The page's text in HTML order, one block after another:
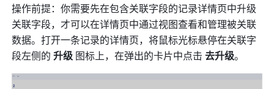
操作前提：你需要先在包含关联字段的记录详情页中升级
关联字段，才可以在详情页中通过视图查看和管理被关联
数据。打开一条记录的详情页，将鼠标光标悬停在关联字
段左侧的 升级 图标上，在弹出的卡片中点击 去升级。